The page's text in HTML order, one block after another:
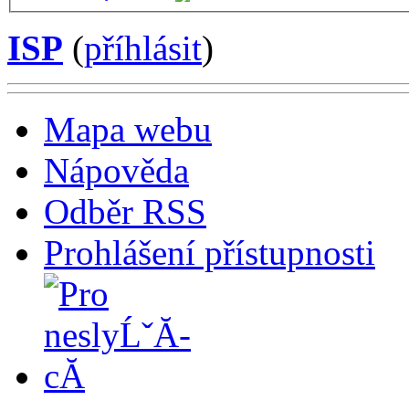
ISP (příhlásit)
Mapa webu
Nápověda
Odběr RSS
Prohlášení přístupnosti